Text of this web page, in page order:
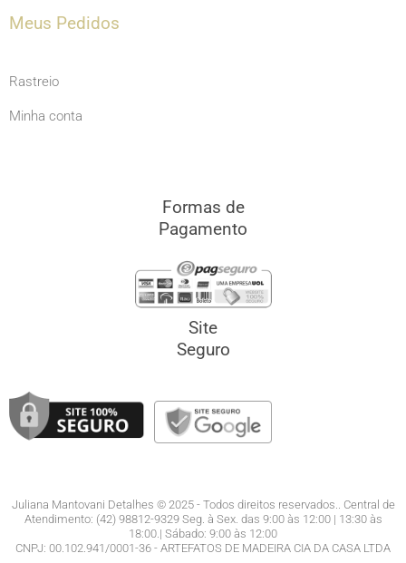
Meus Pedidos
Rastreio
Minha conta
Formas de
Pagamento
Site
Seguro
Juliana Mantovani Detalhes © 2025 - Todos direitos reservados.. Central de
Atendimento: (42) 98812-9329 Seg. à Sex. das 9:00 às 12:00 | 13:30 às
18:00.| Sábado: 9:00 às 12:00
CNPJ: 00.102.941/0001-36 - ARTEFATOS DE MADEIRA CIA DA CASA LTDA